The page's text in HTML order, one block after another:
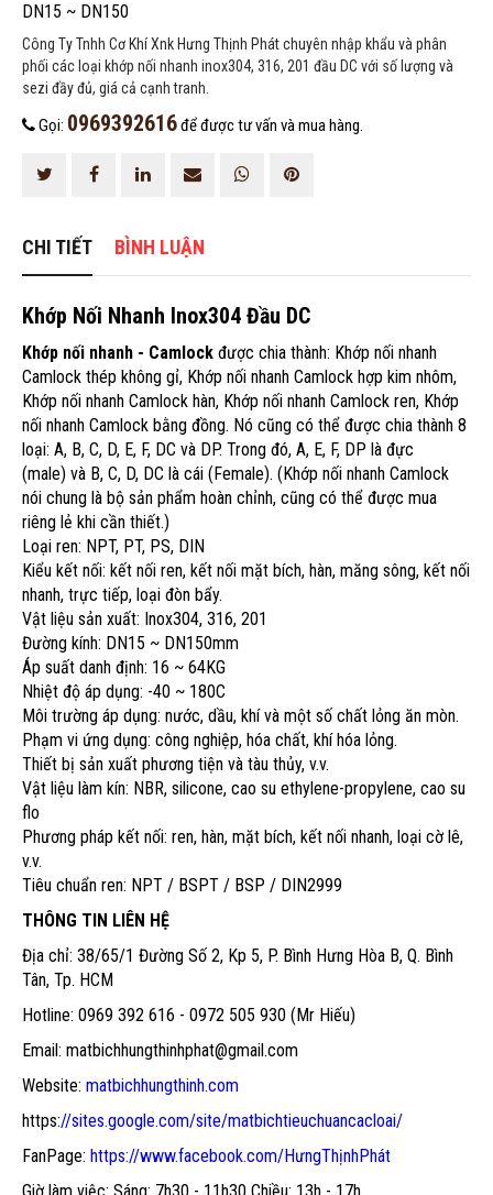
DN15 ~ DN150
Công Ty Tnhh Cơ Khí Xnk Hưng Thịnh Phát chuyên nhập khẩu và phân
phối các loại khớp nối nhanh inox304, 316, 201 đầu DC với số lượng và
sezi đầy đủ, giá cả cạnh tranh.
Gọi: 0969392616để được tư vấn và mua hàng.
CHI TIẾT BÌNH LUẬN
Khớp Nối Nhanh Inox304 Đầu DC
Khớp nối nhanh - Camlock được chia thành: Khớp nối nhanh
Camlock thép không gỉ, Khớp nối nhanh Camlock hợp kim nhôm,
Khớp nối nhanh Camlock hàn, Khớp nối nhanh Camlock ren, Khớp
nối nhanh Camlock bằng đồng. Nó cũng có thể được chia thành 8
loại: A, B, C, D, E, F, DC và DP. Trong đó, A, E, F, DP là đực
(male) và B, C, D, DC là cái (Female). (Khớp nối nhanh Camlock
nói chung là bộ sản phẩm hoàn chỉnh, cũng có thể được mua
riêng lẻ khi cần thiết.)
Loại ren: NPT, PT, PS, DIN
Kiểu kết nối: kết nối ren, kết nối mặt bích, hàn, măng sông, kết nối
nhanh, trực tiếp, loại đòn bẩy.
Vật liệu sản xuất: Inox304, 316, 201
Đường kính: DN15 ~ DN150mm
Áp suất danh định: 16 ~ 64KG
Nhiệt độ áp dụng: -40 ~ 180C
Môi trường áp dụng: nước, dầu, khí và một số chất lỏng ăn mòn.
Phạm vi ứng dụng: công nghiệp, hóa chất, khí hóa lỏng.
Thiết bị sản xuất phương tiện và tàu thủy, v.v.
Vật liệu làm kín: NBR, silicone, cao su ethylene-propylene, cao su
flo
Phương pháp kết nối: ren, hàn, mặt bích, kết nối nhanh, loại cờ lê,
v.v.
Tiêu chuẩn ren: NPT / BSPT / BSP / DIN2999
THÔNG TIN LIÊN HỆ
Địa chỉ: 38/65/1 Đường Số 2, Kp 5, P. Bình Hưng Hòa B, Q. Bình
Tân, Tp. HCM
Hotline: 0969 392 616 - 0972 505 930 (Mr Hiếu)
Email: matbichhungthinhphat@gmail.com
Website: matbichhungthinh.com
https://sites.google.com/site/matbichtieuchuancacloai/
FanPage: https://www.facebook.com/HưngThịnhPhát